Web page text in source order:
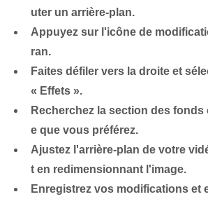
uter un arrière-plan.
Appuyez sur l'icône de
ran.
Faites défiler vers la droite et
« Effets ».
Recherchez la section des fonds
e que vous préférez.
Ajustez l'arrière-plan de votre
t en redimensionnant l'image.
Enregistrez vos modifications et